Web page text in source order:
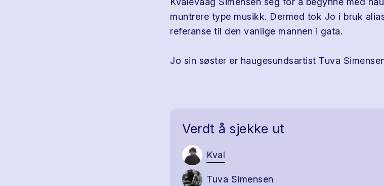
muntrere type musikk. Dermed tok Jo i bruk
referanse til den vanlige mannen i gata.
Jo sin søster er haugesundsartist Tuva
Verdt å sjekke ut
Kval
Tuva Simensen